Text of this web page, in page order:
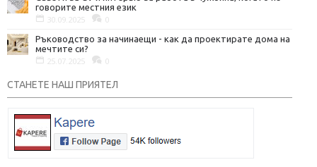
говорите местния език
30.09.2025 0
Ръководство за начинаещи - как да проектирате дома на
мечтите си?
25.07.2025 0
СТАНЕТЕ НАШ ПРИЯТЕЛ